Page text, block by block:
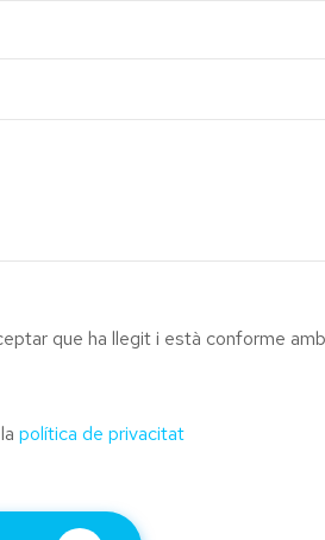
que ha llegit i està conforme
política de privacitat